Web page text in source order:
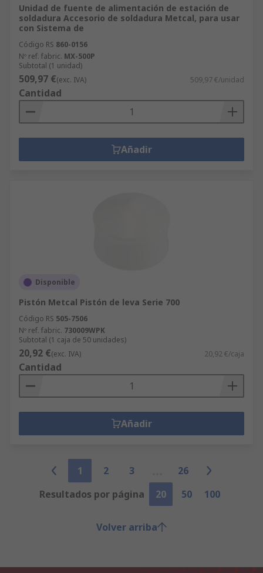
Unidad de fuente de alimentación de estación de
soldadura Accesorio de soldadura Metcal, para usar
con Sistema de
Código RS 860-0156
Nº ref. fabric. MX-500P
Subtotal (1 unidad)
509,97 €(exc. IVA) 509,97 €/unidad
Cantidad
Añadir
Disponible
Pistón Metcal Pistón de leva Serie 700
Código RS 505-7506
Nº ref. fabric. 730009WPK
Subtotal (1 caja de 50 unidades)
20,92 €(exc. IVA) 20,92 €/caja
Cantidad
Añadir
1 2 3
26
Resultados por página
20 50 100
Volver arriba